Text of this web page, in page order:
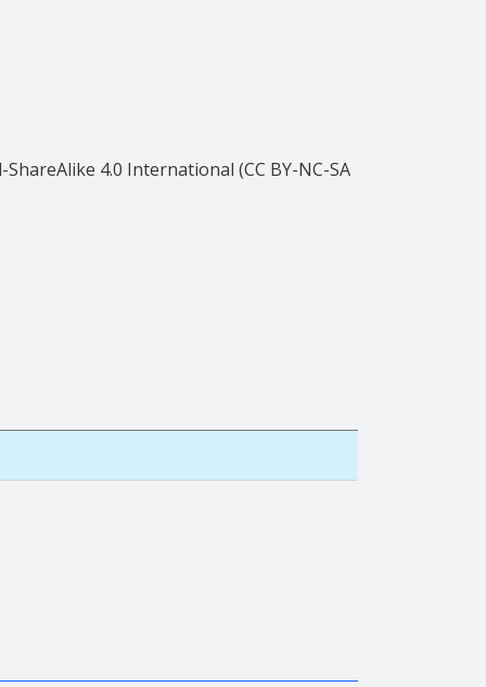
4.0 International (CC BY-NC-SA